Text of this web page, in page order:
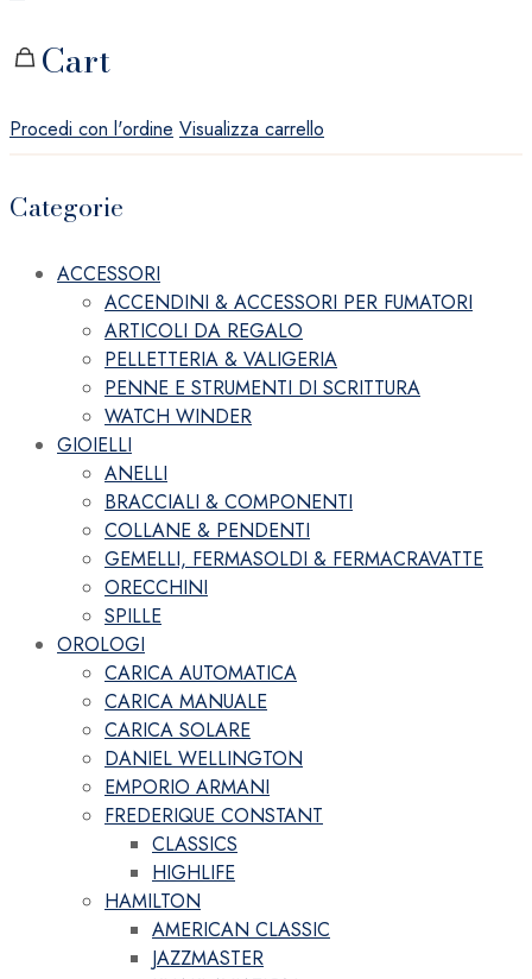
Cart
Procedi con l'ordine Visualizza carrello
Categorie
ACCESSORI
ACCENDINI & ACCESSORI PER FUMATORI
ARTICOLI DA REGALO
PELLETTERIA & VALIGERIA
PENNE E STRUMENTI DI SCRITTURA
WATCH WINDER
GIOIELLI
ANELLI
BRACCIALI & COMPONENTI
COLLANE & PENDENTI
GEMELLI, FERMASOLDI & FERMACRAVATTE
ORECCHINI
SPILLE
OROLOGI
CARICA AUTOMATICA
CARICA MANUALE
CARICA SOLARE
DANIEL WELLINGTON
EMPORIO ARMANI
FREDERIQUE CONSTANT
CLASSICS
HIGHLIFE
HAMILTON
AMERICAN CLASSIC
JAZZMASTER